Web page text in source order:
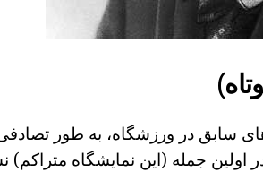
سابق در ورزشگاه، به طور تصادفی
اولین جمله (این نمایشگاه